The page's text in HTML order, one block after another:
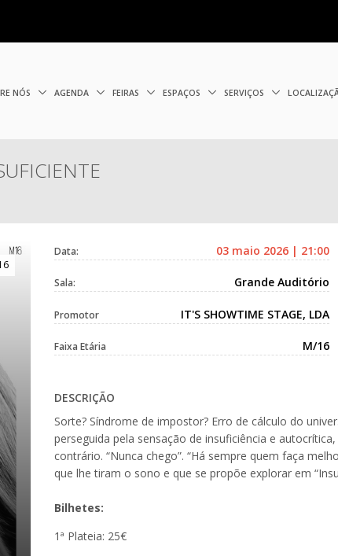
NÓS AGENDA FEIRAS ESPAÇOS SERVIÇOS
Data: 03 maio 2026 | 21:00
Sala: Grande Auditório
Promotor IT'S SHOWTIME STAGE, LDA
Faixa Etária M/16
DESCRIÇÃO
Sorte? Síndrome de impostor? Erro de cálculo do
perseguida pela sensação de insuficiência e
contrário. “Nunca chego”. “Há sempre quem faça
que lhe tiram o sono e que se propõe explorar em
Bilhetes:
1ª Plateia: 25€